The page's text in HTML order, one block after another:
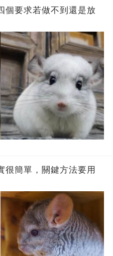
個要求若做不到還是放
很簡單，關鍵方法要用